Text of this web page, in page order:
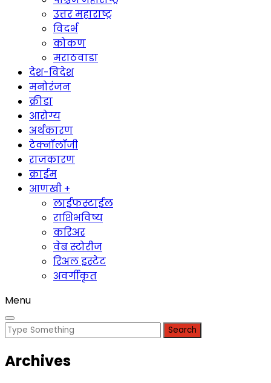
उत्तर महाराष्ट्र
विदर्भ
कोकण
मराठवाडा
देश-विदेश
मनोरंजन
क्रीडा
आरोग्य
अर्थकारण
टेक्नॉलॉजी
राजकारण
क्राईम
आणखी +
लाईफस्टाईल
राशिभविष्य
करिअर
वेब स्टोरीज
रिअल इस्टेट
अवर्गीकृत
Menu
Search
Archives